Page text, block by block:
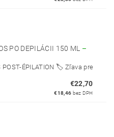
PO DEPILÁCII 150 ML –
POST-ÉPILATION 🏷️ Zľava pre
€22,70
€18,46 bez DPH